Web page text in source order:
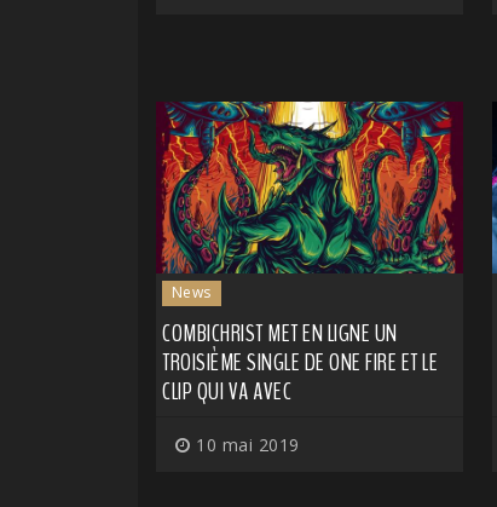
News
COMBICHRIST MET EN LIGNE UN
TROISIÈME SINGLE DE ONE FIRE ET LE
CLIP QUI VA AVEC
10 mai 2019